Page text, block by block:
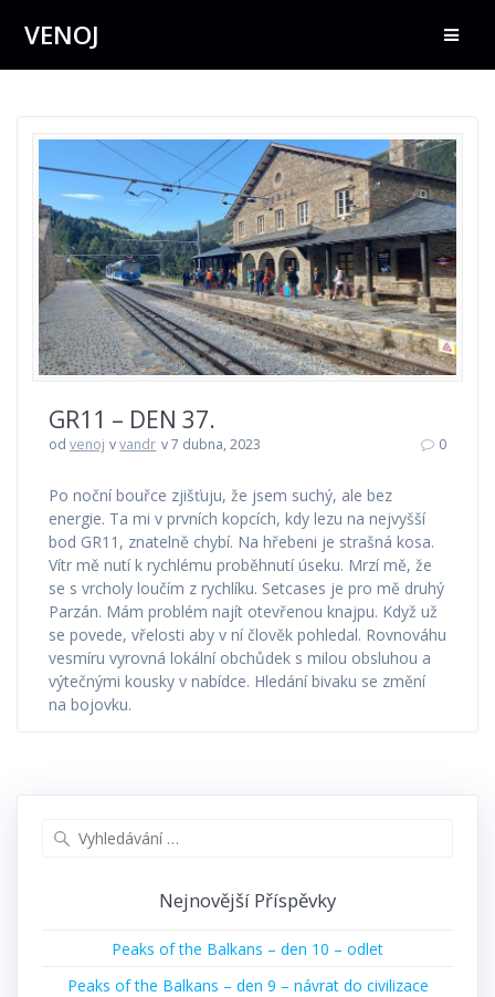
VENOJ
GR11 – DEN 37.
od venoj vvandr v 7 dubna, 2023 0
Po noční bouřce zjišťuju, že jsem suchý, ale bez
energie. Ta mi v prvních kopcích, kdy lezu na nejvyšší
bod GR11, znatelně chybí. Na hřebeni je strašná kosa.
Vítr mě nutí k rychlému proběhnutí úseku. Mrzí mě, že
se s vrcholy loučím z rychlíku. Setcases je pro mě druhý
Parzán. Mám problém najít otevřenou knajpu. Když už
se povede, vřelosti aby v ní člověk pohledal. Rovnováhu
vesmíru vyrovná lokální obchůdek s milou obsluhou a
výtečnými kousky v nabídce. Hledání bivaku se změní
na bojovku.
Nejnovější Příspěvky
Peaks of the Balkans – den 10 – odlet
Peaks of the Balkans – den 9 – návrat do civilizace